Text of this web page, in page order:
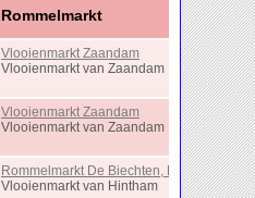
Rommelmarkt
Vlooienmarkt Zaandam
Vlooienmarkt van Zaandam
Vlooienmarkt Zaandam
Vlooienmarkt van Zaandam
Rommelmarkt De Biechten, Den-Bosch
Vlooienmarkt van Hintham